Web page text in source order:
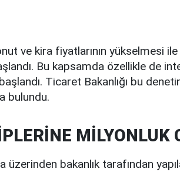
ve kira fiyatlarının yükselmesi
Bu kapsamda özellikle de
Ticaret Bakanlığı bu
bulundu.
MİLYONLUK
üzerinden bakanlık tarafından